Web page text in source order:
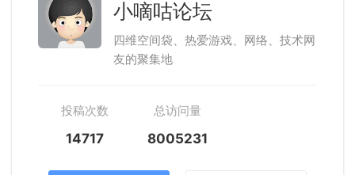
小嘀咕论坛
四维空间袋、热爱游戏、网络、技术网
友的聚集地
投稿次数 总访问量
14717 8005231